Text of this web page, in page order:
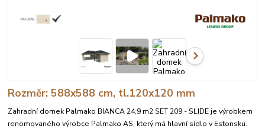
Rozměr: 588x588 cm, tl.120x120 mm
Zahradní domek Palmako BIANCA 24,9 m2 SET 209 - SLIDE je výrobkem
renomovaného výrobce Palmako AS, který má hlavní sídlo v Estonsku.